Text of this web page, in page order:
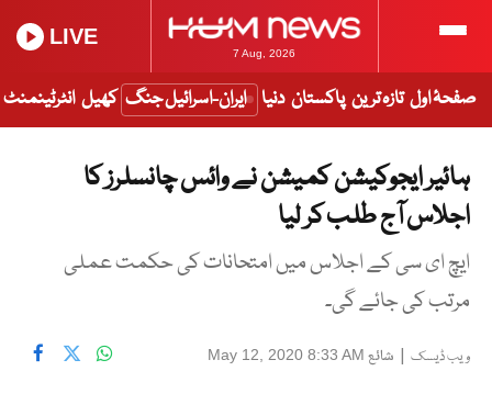
7 Aug, 2026
LIVE
صفحۂ اول تازہ ترین پاکستان دنیا ایران-اسرائیل جنگ کھیل انٹرٹینمنٹ
ہائیر ایجوکیشن کمیشن نے وائس چانسلرز کا
اجلاس آج طلب کر لیا
ایچ ای سی کے اجلاس میں امتحانات کی حکمت عملی
مرتب کی جائے گی۔
ویب ڈیسک | شائع May 12, 2020 8:33 AM